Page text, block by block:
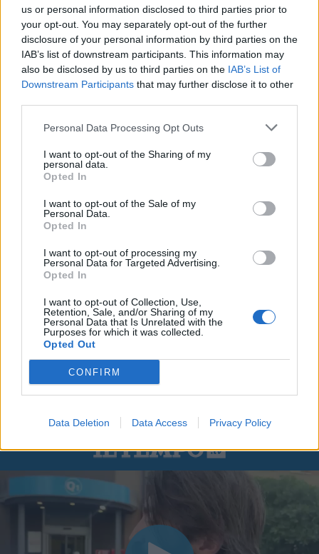
us or personal information disclosed to third parties prior to
your opt-out. You may separately opt-out of the further
disclosure of your personal information by third parties on the
IAB’s list of downstream participants. This information may
also be disclosed by us to third parties on the IAB’s List of
Downstream Participants that may further disclose it to other
Personal Data Processing Opt Outs
I want to opt-out of the Sharing of my
personal data.
Opted In
I want to opt-out of the Sale of my
Personal Data.
Opted In
I want to opt-out of processing my
Personal Data for Targeted Advertising.
Opted In
I want to opt-out of Collection, Use,
Retention, Sale, and/or Sharing of my
Personal Data that Is Unrelated with the
Purposes for which it was collected.
Opted Out
CONFIRM
Data Deletion Data Access Privacy Policy